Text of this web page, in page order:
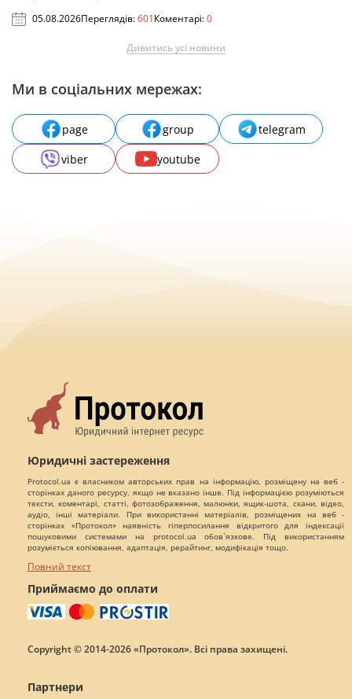
05.08.2026Переглядів:601Коментарі:0
Дивитись усі новини
Ми в соціальних мережах:
page group
telegram
viber
youtube
Юридичні застереження
Protocol.ua є власником авторських прав на інформацію, розміщену на веб -
сторінках даного ресурсу, якщо не вказано інше. Під інформацією розуміються
тексти, коментарі, статті, фотозображення, малюнки, ящик-шота, скани, відео,
аудіо, інші матеріали. При використанні матеріалів, розміщених на веб -
сторінках «Протокол» наявність гіперпосилання відкритого для індексації
пошуковими системами на protocol.ua обов`язкове. Під використанням
розуміється копіювання, адаптація, рерайтинг, модифікація тощо.
Повний текст
Приймаємо до оплати
Copyright © 2014-2026 «Протокол». Всі права захищені.
Партнери